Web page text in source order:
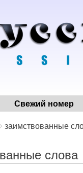
Свежий номер
заимствованные
слова